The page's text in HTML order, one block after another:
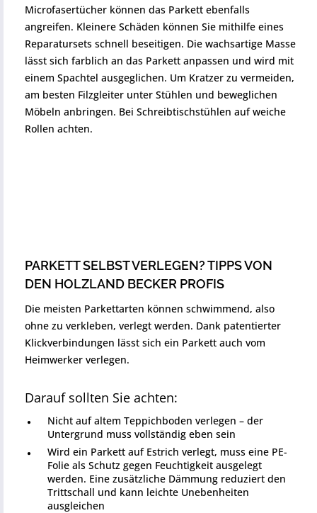
PARKETT SELBST VERLEGEN? TIPPS VON
DEN HOLZLAND BECKER PROFIS
Die meisten Parkettarten können schwimmend, also
ohne zu verkleben, verlegt werden. Dank patentierter
Klickverbindungen lässt sich ein Parkett auch vom
Heimwerker verlegen.
Darauf sollten Sie achten:
Nicht auf altem Teppichboden verlegen – der
Untergrund muss vollständig eben sein
Wird ein Parkett auf Estrich verlegt, muss eine PE-
Folie als Schutz gegen Feuchtigkeit ausgelegt
werden. Eine zusätzliche Dämmung reduziert den
Trittschall und kann leichte Unebenheiten
ausgleichen
Microfasertücher können das Parkett ebenfalls
angreifen. Kleinere Schäden können Sie mithilfe eines
Reparatursets schnell beseitigen. Die wachsartige Masse
lässt sich farblich an das Parkett anpassen und wird mit
einem Spachtel ausgeglichen. Um Kratzer zu vermeiden,
am besten Filzgleiter unter Stühlen und beweglichen
Möbeln anbringen. Bei Schreibtischstühlen auf weiche
Rollen achten.